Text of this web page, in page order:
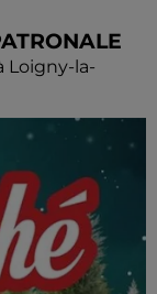
Loigny-la-